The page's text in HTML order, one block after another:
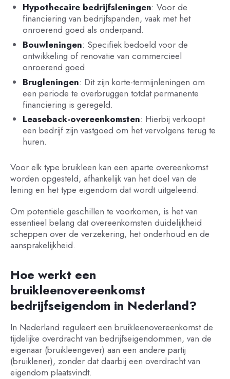
Hypothecaire bedrijfsleningen: Voor de
financiering van bedrijfspanden, vaak met het
onroerend goed als onderpand.
Bouwleningen: Specifiek bedoeld voor de
ontwikkeling of renovatie van commercieel
onroerend goed.
Brugleningen: Dit zijn korte-termijnleningen om
een periode te overbruggen totdat permanente
financiering is geregeld.
Leaseback-overeenkomsten: Hierbij verkoopt
een bedrijf zijn vastgoed om het vervolgens terug te
huren.
Voor elk type bruikleen kan een aparte overeenkomst
worden opgesteld, afhankelijk van het doel van de
lening en het type eigendom dat wordt uitgeleend.
Om potentiële geschillen te voorkomen, is het van
essentieel belang dat overeenkomsten duidelijkheid
scheppen over de verzekering, het onderhoud en de
aansprakelijkheid.
Hoe werkt een
bruikleenovereenkomst
bedrijfseigendom in Nederland?
In Nederland reguleert een bruikleenovereenkomst de
tijdelijke overdracht van bedrijfseigendommen, van de
eigenaar (bruikleengever) aan een andere partij
(bruiklener), zonder dat daarbij een overdracht van
eigendom plaatsvindt.